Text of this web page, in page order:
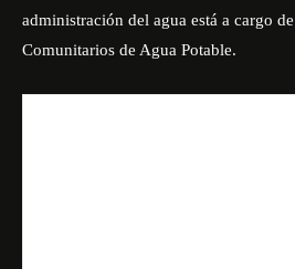
administración del agua está a cargo
Comunitarios de Agua Potable.